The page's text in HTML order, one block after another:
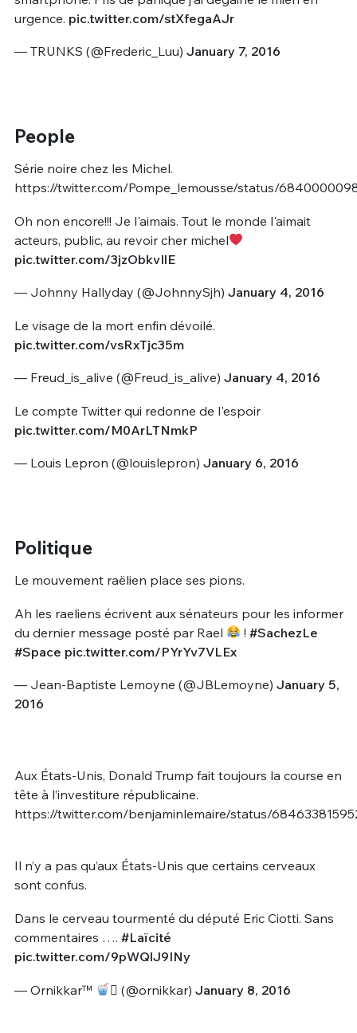
urgence. pic.twitter.com/stXfegaAJr
— TRUNKS (@Frederic_Luu) January 7, 2016
People
Série noire chez les Michel.
https://twitter.com/Pompe_lemousse/status/
Oh non encore!!! Je l'aimais. Tout le monde l'aimait
acteurs, public, au revoir cher michel
pic.twitter.com/3jzObkvIlE
— Johnny Hallyday (@JohnnySjh) January 4, 2016
Le visage de la mort enfin dévoilé.
pic.twitter.com/vsRxTjc35m
— Freud_is_alive (@Freud_is_alive) January 4, 2016
Le compte Twitter qui redonne de l'espoir
pic.twitter.com/M0ArLTNmkP
— Louis Lepron (@louislepron) January 6, 2016
Politique
Le mouvement raëlien place ses pions.
Ah les raeliens écrivent aux sénateurs pour les informer
du dernier message posté par Rael
! #SachezLe
#Space pic.twitter.com/PYrYv7VLEx
— Jean-Baptiste Lemoyne (@JBLemoyne) January 5,
2016
Aux États-Unis, Donald Trump fait toujours la course en
tête à l’investiture républicaine.
https://twitter.com/benjaminlemaire/status/
Il n’y a pas qu’aux États-Unis que certains cerveaux
sont confus.
Dans le cerveau tourmenté du député Eric Ciotti. Sans
commentaires …. #Laïcité
pic.twitter.com/9pWQlJ9INy
— Ornikkar™  (@ornikkar) January 8, 2016